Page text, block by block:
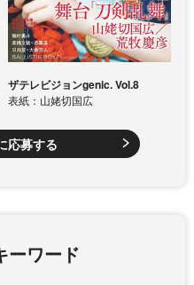
ザテレビジョンgenic. Vol.8
表紙：山姥切国広
応募する
ーワード